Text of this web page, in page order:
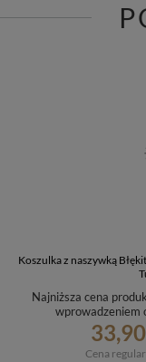
Koszulka z naszywką
Najniższa cena
wprowadzeniem
Cena